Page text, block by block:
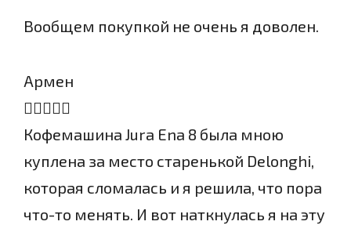
Вообщем покупкой не очень я доволен.
Армен
Кофемашина Jura Ena 8 была мною
куплена за место старенькой Delonghi,
которая сломалась и я решила, что пора
что-то менять. И вот наткнулась я на эту